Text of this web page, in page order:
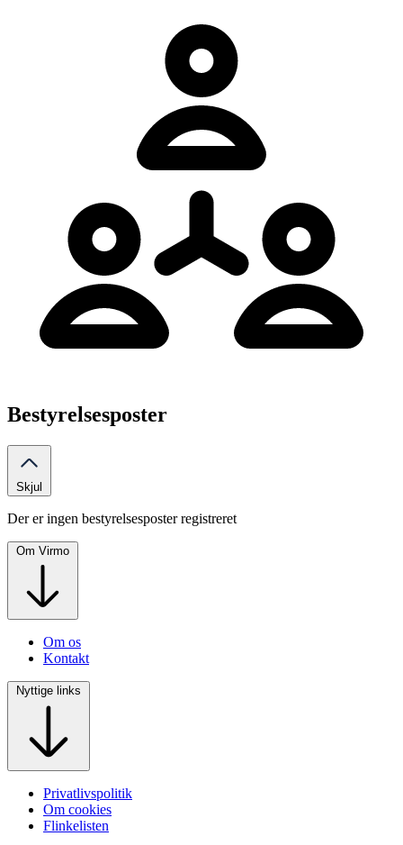
Bestyrelsesposter
Skjul
Der er ingen bestyrelsesposter registreret
Om Virmo
Om os
Kontakt
Nyttige links
Privatlivspolitik
Om cookies
Flinkelisten